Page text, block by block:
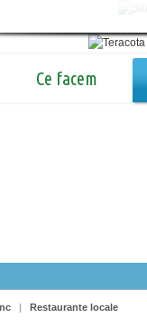
Ce facem
| Restaurante locale